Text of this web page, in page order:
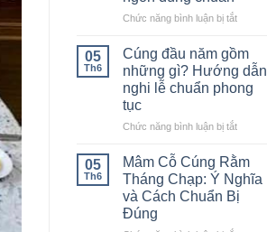
gồm
gì?
Hướng
dẫn
đầy
Chức năng bình luận bị tắtở
chè
đậu
trắng
thôi
ngon
đúng
chuẩn
05
Th6
Cúng đầu năm gồm
những gì? Hướng dẫn
nghi lễ chuẩn phong
tục
Chức năng bình luận bị tắtở
đầu
năm
gồm
những
05
Th6
Mâm Cỗ Cúng Rằm
Tháng Chạp: Ý Nghĩa
và Cách Chuẩn Bị
Đúng